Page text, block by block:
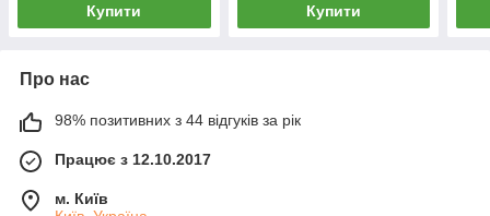
Купити Купити
Про нас
98% позитивних з 44 відгуків за рік
Працює з 12.10.2017
м. Київ